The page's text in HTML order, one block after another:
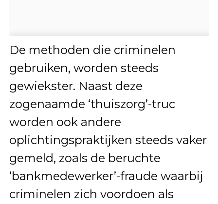
De methoden die criminelen
gebruiken, worden steeds
gewiekster. Naast deze
zogenaamde ‘thuiszorg’-truc
worden ook andere
oplichtingspraktijken steeds vaker
gemeld, zoals de beruchte
‘bankmedewerker’-fraude waarbij
criminelen zich voordoen als